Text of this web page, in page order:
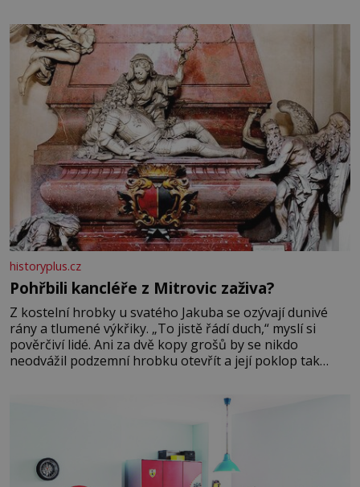
se na koloběžce a den zakončit poznáváním památek ve
Velkých Losinách nebo v termálním
historyplus.cz
Pohřbili kancléře z Mitrovic zaživa?
Z kostelní hrobky u svatého Jakuba se ozývají dunivé
rány a tlumené výkřiky. „To jistě řádí duch,“ myslí si
pověrčiví lidé. Ani za dvě kopy grošů by se nikdo
neodvážil podzemní hrobku otevřít a její poklop tak